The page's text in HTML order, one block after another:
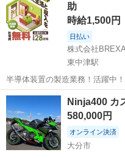
助
時給1,500円
日払い
株式会社
東中津駅
半導体装置の製造業務！活躍中
★赴任旅費会社負担◎20代～40
給1,500円！《大分県中津市》 人気の工場のお仕事 ◇半導体装置内部
のシート製造◇ ＊クリー...
大分 中津市
Ninja400 カ
580,000円
オンライン決済
大分市